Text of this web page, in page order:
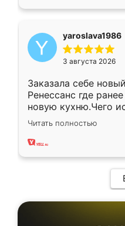
yaroslava1986
3 августа 2026
Заказала себе
Ренессанс где
новую кухню.Чего
вполне довольна.
два года, нареканий
Читать полностью